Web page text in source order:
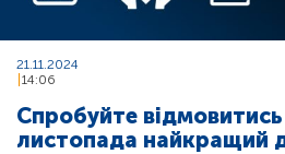
21.11.2024
14:06
Спробуйте
листопада найкращий